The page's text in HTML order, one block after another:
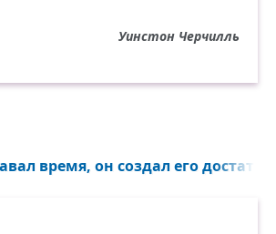
Уинстон Черчилль
время, он создал его